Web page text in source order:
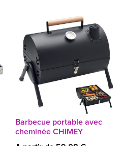
Barbecue portable avec
cheminée CHIMEY